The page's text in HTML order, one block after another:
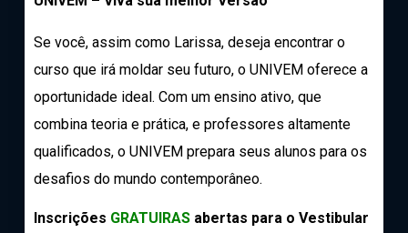
Se você, assim como Larissa, deseja encontrar o
curso que irá moldar seu futuro, o UNIVEM oferece a
oportunidade ideal. Com um ensino ativo, que
combina teoria e prática, e professores altamente
qualificados, o UNIVEM prepara seus alunos para os
desafios do mundo contemporâneo.
Inscrições GRATUIRAS abertas para o Vestibular